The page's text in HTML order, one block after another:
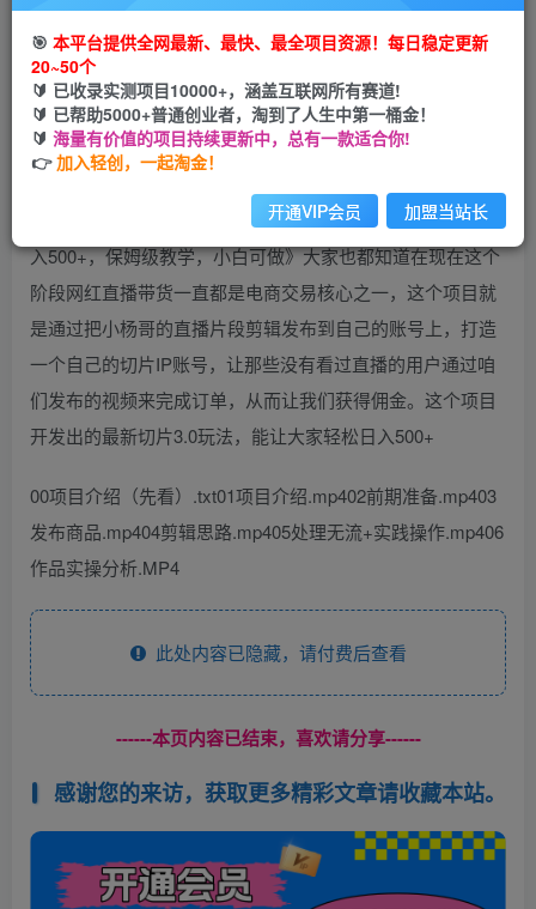
立即购买
您当前未登录！建议登陆后购买，可保存购买订单
大家好，今天带来的项目是《全网首发小杨哥切片IP3.0，日
入500+，保姆级教学，小白可做》大家也都知道在现在这个
阶段网红直播带货一直都是电商交易核心之一，这个项目就
是通过把小杨哥的直播片段剪辑发布到自己的账号上，打造
一个自己的切片IP账号，让那些没有看过直播的用户通过咱
们发布的视频来完成订单，从而让我们获得佣金。这个项目
开发出的最新切片3.0玩法，能让大家轻松日入500+
00项目介绍（先看）.txt01项目介绍.mp402前期准备.mp403
发布商品.mp404剪辑思路.mp405处理无流+实践操作.mp406
作品实操分析.MP4
此处内容已隐藏，请付费后查看
------本页内容已结束，喜欢请分享------
感谢您的来访，获取更多精彩文章请收藏本站。
🎯 本平台提供全网最新、最快、最全项目资源！每日稳定更新
20~50个
🔰 已收录实测项目10000+，涵盖互联网所有赛道!
🔰 已帮助5000+普通创业者，淘到了人生中第一桶金！
🔰 海量有价值的项目持续更新中，总有一款适合你!
👉加入轻创，一起淘金！
开通VIP会员 加盟当站长